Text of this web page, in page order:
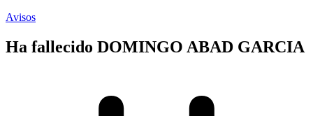
Avisos
Ha fallecido DOMINGO ABAD GARCIA